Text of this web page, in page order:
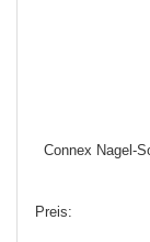
Connex Nagel-